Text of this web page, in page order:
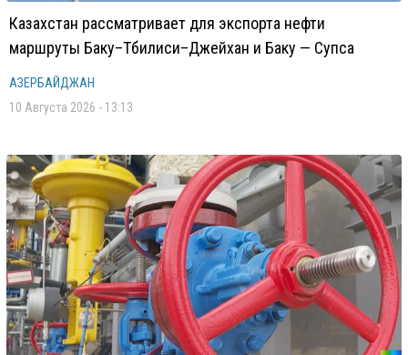
Казахстан рассматривает для экспорта нефти
маршруты Баку–Тбилиси–Джейхан и Баку — Супса
АЗЕРБАЙДЖАН
10 Августа 2026 - 13:13